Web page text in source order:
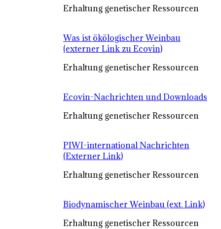
Erhaltung genetischer Ressourcen
Was ist ökölogischer Weinbau
(externer Link zu Ecovin)
Erhaltung genetischer Ressourcen
Ecovin-Nachrichten und Downloads
Erhaltung genetischer Ressourcen
PIWI-international Nachrichten
(Externer Link)
Erhaltung genetischer Ressourcen
Biodynamischer Weinbau (ext. Link)
Erhaltung genetischer Ressourcen